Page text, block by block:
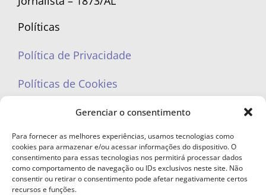
Gerenciar o consentimento
Para fornecer as melhores experiências, usamos tecnologias como
cookies para armazenar e/ou acessar informações do dispositivo. O
consentimento para essas tecnologias nos permitirá processar dados
como comportamento de navegação ou IDs exclusivos neste site. Não
consentir ou retirar o consentimento pode afetar negativamente certos
recursos e funções.
Políticas
Política de Privacidade
Políticas de Cookies
portaleufemea@gmail.com